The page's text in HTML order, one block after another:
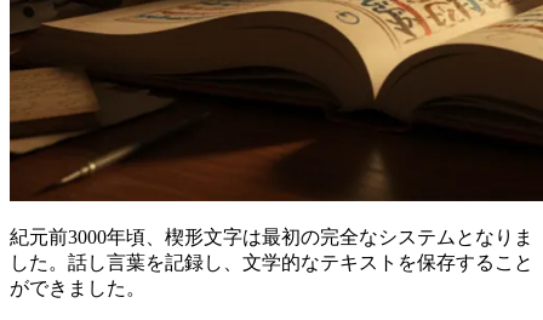
紀元前3000年頃、楔形文字は最初の完全なシステムとなりま
した。話し言葉を記録し、文学的なテキストを保存すること
ができました。